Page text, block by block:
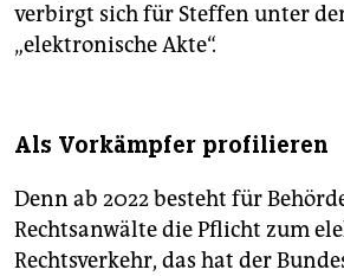
verbirgt sich für Steffen unter
„elektronische Akte“.
Als Vorkämpfer profilieren
Denn ab 2022 besteht für
Rechtsanwälte die Pflicht zum
Rechtsverkehr, das hat der